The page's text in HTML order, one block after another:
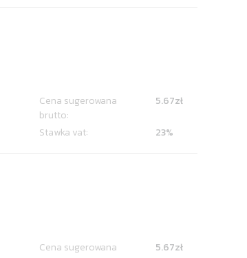
Cena sugerowana
brutto:
5.67zł
Stawka vat: 23%
Cena sugerowana
5.67zł